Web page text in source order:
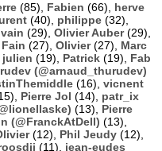
(85), Fabien (66), herve
(40), philippe (32),
(29), Olivier Auber(29),
(27), Olivier(27), Marc
julien (19), Patrick (19), Fab
(@arnaud_thurudev)
(16), vicnent
Pierre Jol (14), patr_ix
(13), Pierre
(@FranckAtDell) (13),
(12), Phil Jeudy (12),
(11), jean-eudes